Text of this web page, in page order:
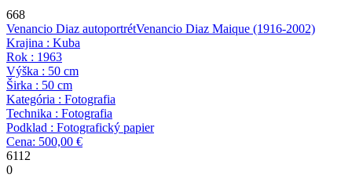
668
Venancio Diaz autoportrétVenancio Diaz Maique (1916-2002)
Krajina : Kuba
Rok : 1963
Výška : 50 cm
Širka : 50 cm
Kategória : Fotografia
Technika : Fotografia
Podklad : Fotografický papier
Cena: 500,00 €
6112
0